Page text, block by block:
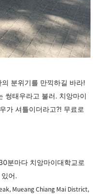
분위기를 만끽하길 바라!
썽태우라고 불러. 치앙마이
가 셔틀이더라고?! 무료로
분마다 치앙마이대학교로
어.
Mueang Chiang Mai District,